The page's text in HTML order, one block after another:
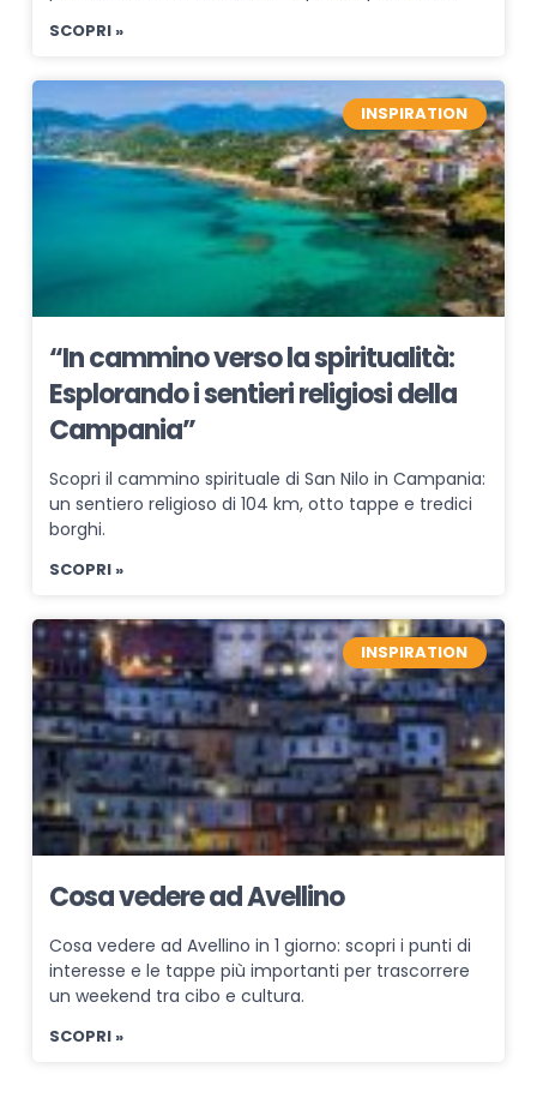
SCOPRI »
INSPIRATION
“In cammino verso la spiritualità:
Esplorando i sentieri religiosi della
Campania”
Scopri il cammino spirituale di San Nilo in Campania:
un sentiero religioso di 104 km, otto tappe e tredici
borghi.
SCOPRI »
INSPIRATION
Cosa vedere ad Avellino
Cosa vedere ad Avellino in 1 giorno: scopri i punti di
interesse e le tappe più importanti per trascorrere
un weekend tra cibo e cultura.
SCOPRI »